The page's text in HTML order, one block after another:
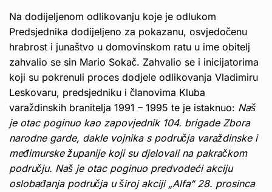
Na dodijeljenom odlikovanju koje je odlukom
Predsjednika dodijeljeno za pokazanu, osvjedočenu
hrabrost i junaštvo u domovinskom ratu u ime obitelj
zahvalio se sin Mario Sokač. Zahvalio se i inicijatorima
koji su pokrenuli proces dodjele odlikovanja Vladimiru
Leskovaru, predsjedniku i članovima Kluba
varaždinskih branitelja 1991 – 1995 te je istaknuo: Naš
je otac poginuo kao zapovjednik 104. brigade Zbora
narodne garde, dakle vojnika s područja varaždinske i
međimurske županije koji su djelovali na pakračkom
području. Naš je otac poginuo predvodeći akciju
oslobađanja područja u široj akciji „Alfa“ 28. prosinca